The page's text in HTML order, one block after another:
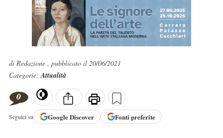
di Redazione , pubblicato il 20/06/2021
Categorie:Attualità
0
Seguici su GoogleDiscover Fonti preferite